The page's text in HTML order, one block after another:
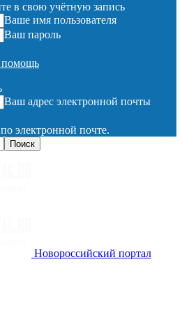
в свою учётную запись
Ваше имя пользователя
Ваш пароль
помощь
Ваш адрес электронной почты
электронной почте.
Новороссийский портал